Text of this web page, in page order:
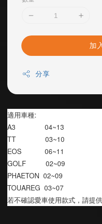
加
分享
適用車種:
A3               04~13
TT               03~10
EOS            06~11
GOLF          02~09
PHAETON  02~09
TOUAREG  03~07
若不確認愛車使用款式，請提